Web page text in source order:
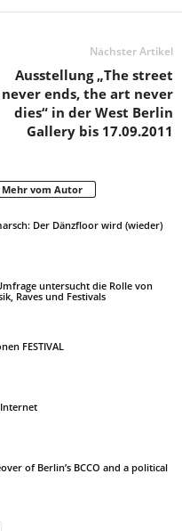
Nächster Artikel
Ausstellung „The street
never ends, the art never
dies“ in der West Berlin
Gallery bis 17.09.2011
Mehr vom Autor
Der Dänzfloor wird (wieder)
untersucht die Rolle von
Raves und Festivals
FESTIVAL
of Berlin’s BCCO and a political